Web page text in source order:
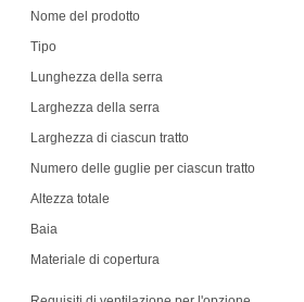
Nome del prodotto
Tipo
Lunghezza della serra
Larghezza della serra
Larghezza di ciascun tratto
Numero delle guglie per ciascun tratto
Altezza totale
Baia
Materiale di copertura